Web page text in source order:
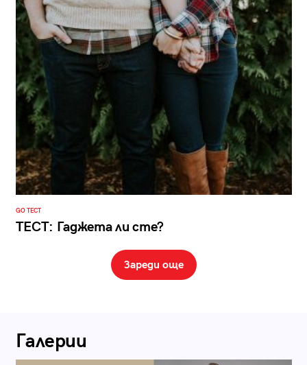
GO ТЕСТ
ТЕСТ: Гаджета ли сте?
Зареди още
Галерии